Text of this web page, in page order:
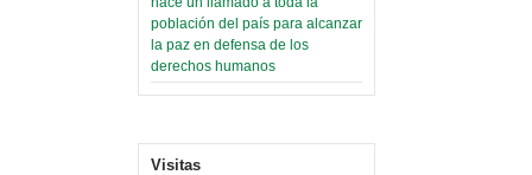
población del país para alcanzar
la paz en defensa de los
derechos humanos
Visitas